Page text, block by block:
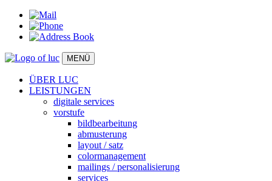
MENÜ
ÜBER LUC
LEISTUNGEN
digitale services
vorstufe
bildbearbeitung
abmusterung
layout / satz
colormanagement
mailings / personalisierung
services